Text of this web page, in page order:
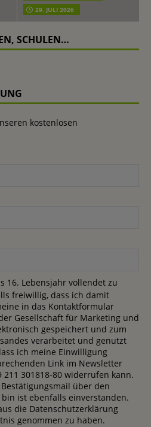
29. JULI 2026
SCHULEN…
kostenlosen
16. Lebensjahr vollendet zu
freiwillig, dass ich damit
in das Kontaktformular
Gesellschaft für Marketing und
gespeichert und zum
verarbeitet und genutzt
ich meine Einwilligung
Link im Newsletter
301818-80 widerrufen kann.
über den
ist ebenfalls einverstanden.
die Datenschutzerklärung
genommen zu haben.